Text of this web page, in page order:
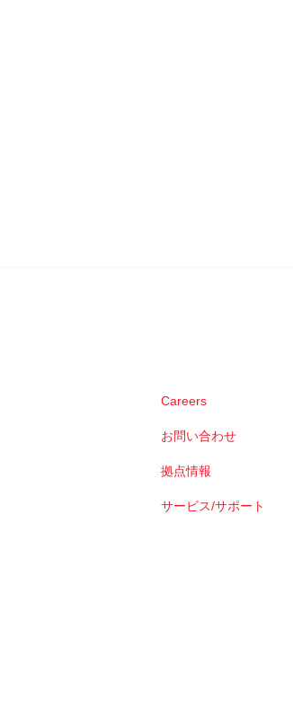
Careers
お問い合わせ
拠点情報
サービス/サポート